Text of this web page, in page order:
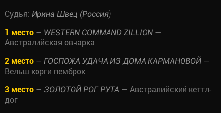
Судья: Ирина Швец (Россия)
1 место — WESTERN COMMAND ZILLION —
Австралийская овчарка
2 место — ГОСПОЖА УДАЧА ИЗ ДОМА КАРМАНОВОЙ —
Вельш корги пемброк
3 место — ЗОЛОТОЙ РОГ РУТА — Австралийский кеттл-
дог